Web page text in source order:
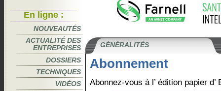
En ligne :
NOUVEAUTÉS
ACTUALITÉ DES
ENTREPRISES
DOSSIERS
TECHNIQUES
VIDÉOS
GÉNÉRALITÉS
Abonnement
Abonnez-vous à l’ édition papier d’